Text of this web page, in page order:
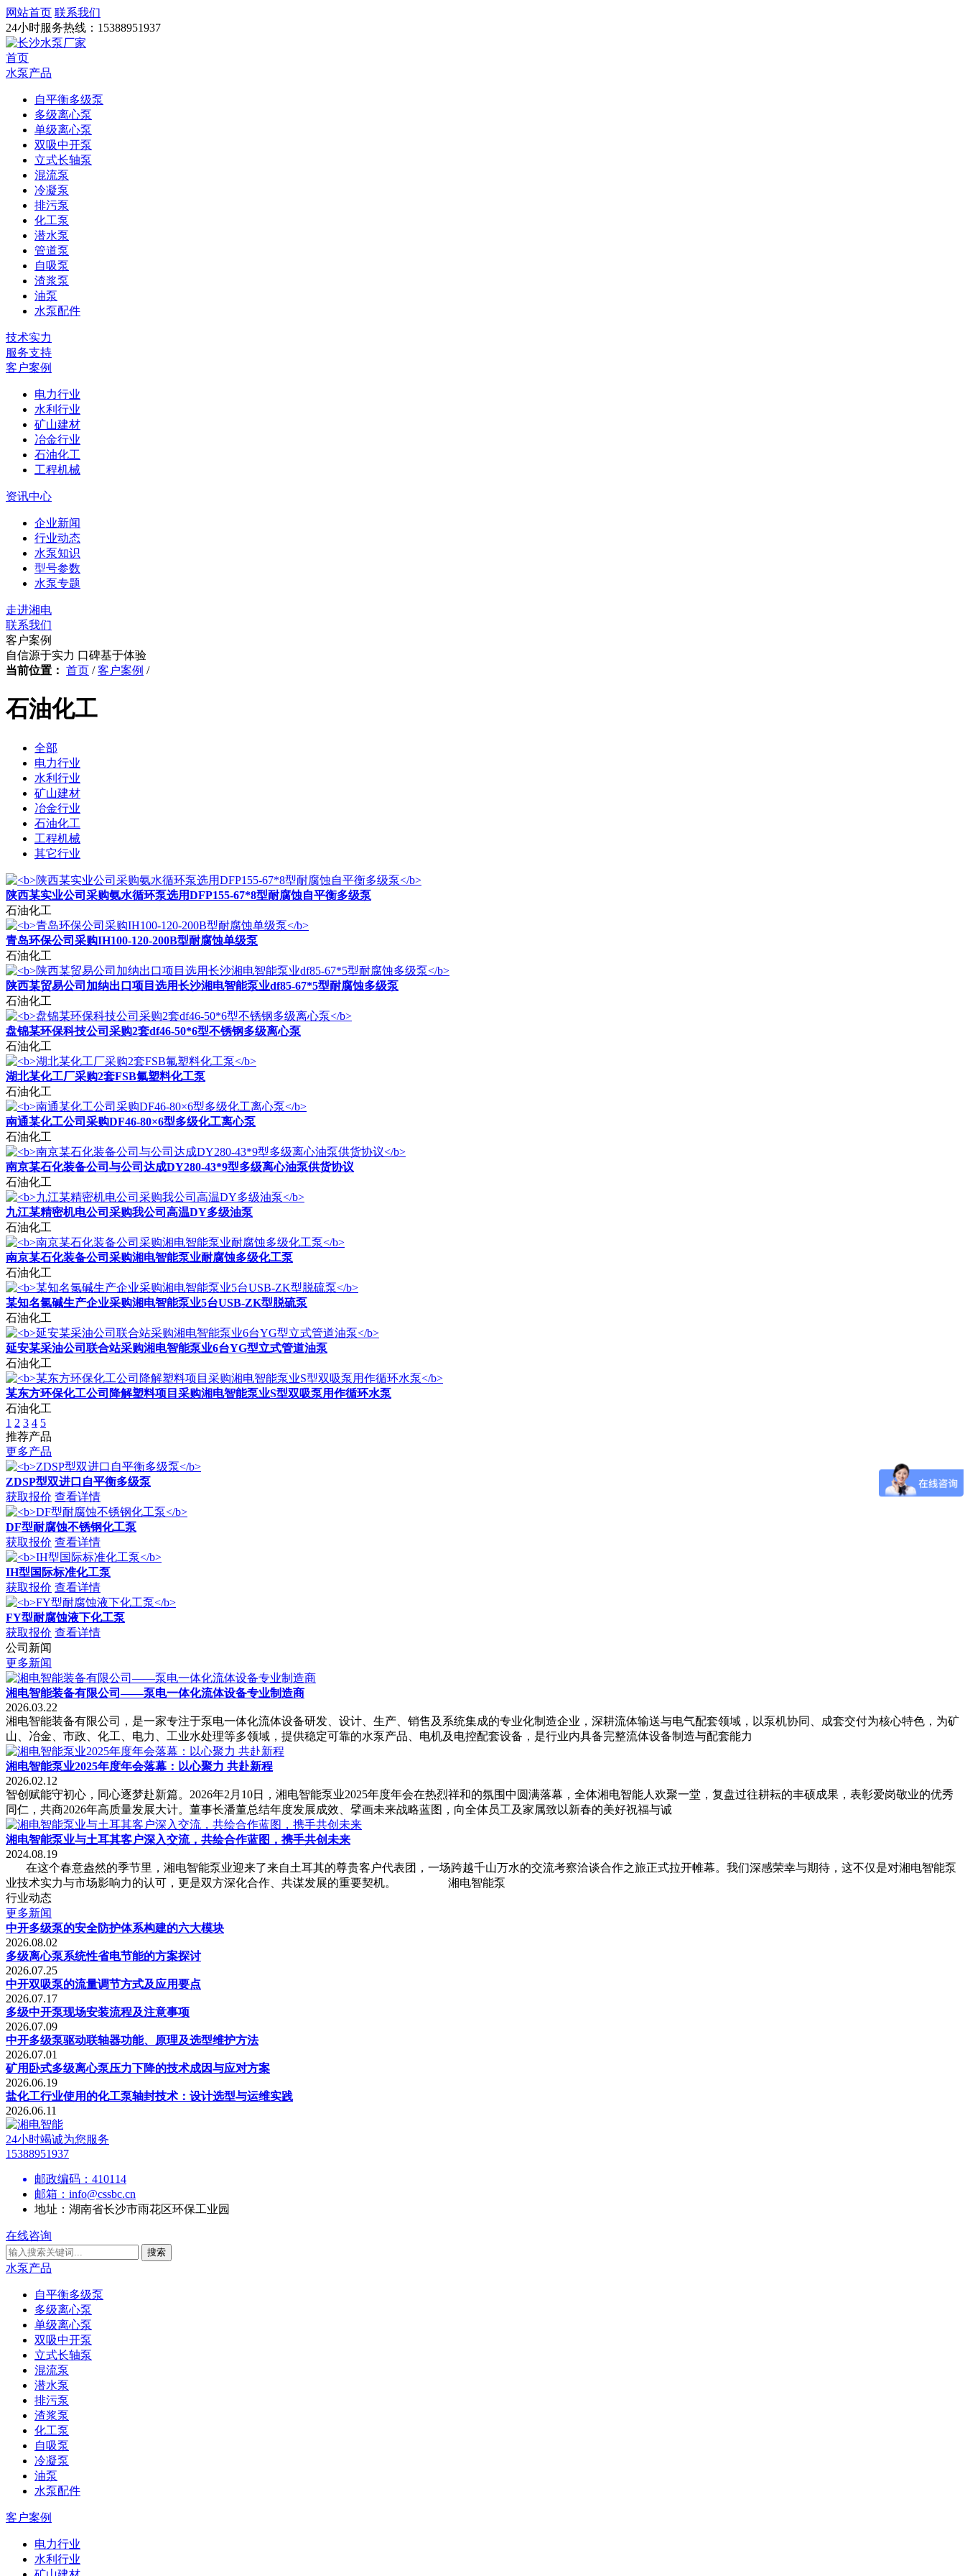
网站首页 联系我们
24小时服务热线： 15388951937
首页
水泵产品
自平衡多级泵
多级离心泵
单级离心泵
双吸中开泵
立式长轴泵
混流泵
冷凝泵
排污泵
化工泵
潜水泵
管道泵
自吸泵
渣浆泵
油泵
水泵配件
技术实力
服务支持
客户案例
电力行业
水利行业
矿山建材
冶金行业
石油化工
工程机械
资讯中心
企业新闻
行业动态
水泵知识
型号参数
水泵专题
走进湘电
联系我们
客户案例
自信源于实力 口碑基于体验
当前位置： 首页 / 客户案例 /
石油化工
全部
电力行业
水利行业
矿山建材
冶金行业
石油化工
工程机械
其它行业
陕西某实业公司采购氨水循环泵选用DFP155-67*8型耐腐蚀自平衡多级泵
石油化工
青岛环保公司采购IH100-120-200B型耐腐蚀单级泵
石油化工
陕西某贸易公司加纳出口项目选用长沙湘电智能泵业df85-67*5型耐腐蚀多级泵
石油化工
盘锦某环保科技公司采购2套df46-50*6型不锈钢多级离心泵
石油化工
湖北某化工厂采购2套FSB氟塑料化工泵
石油化工
南通某化工公司采购DF46-80×6型多级化工离心泵
石油化工
南京某石化装备公司与公司达成DY280-43*9型多级离心油泵供货协议
石油化工
九江某精密机电公司采购我公司高温DY多级油泵
石油化工
南京某石化装备公司采购湘电智能泵业耐腐蚀多级化工泵
石油化工
某知名氯碱生产企业采购湘电智能泵业5台USB-ZK型脱硫泵
石油化工
延安某采油公司联合站采购湘电智能泵业6台YG型立式管道油泵
石油化工
某东方环保化工公司降解塑料项目采购湘电智能泵业S型双吸泵用作循环水泵
石油化工
1 2 3 4 5
推荐产品
更多产品
ZDSP型双进口自平衡多级泵
获取报价 查看详情
DF型耐腐蚀不锈钢化工泵
获取报价 查看详情
IH型国际标准化工泵
获取报价 查看详情
FY型耐腐蚀液下化工泵
获取报价 查看详情
公司新闻
更多新闻
湘电智能装备有限公司——泵电一体化流体设备专业制造商
2026.03.22
湘电智能装备有限公司，是一家专注于泵电一体化流体设备研发、设计、生产、销售及系统集成的专业化制造企业，深耕流体输送与电气配套领域，以泵机协同、成套交付为核心特色，为矿
山、冶金、市政、化工、电力、工业水处理等多领域，提供稳定可靠的水泵产品、电机及电控配套设备，是行业内具备完整流体设备制造与配套能力
湘电智能泵业2025年度年会落幕：以心聚力 共赴新程
2026.02.12
智创赋能守初心，同心逐梦赴新篇。2026年2月10日，湘电智能泵业2025年度年会在热烈祥和的氛围中圆满落幕，全体湘电智能人欢聚一堂，复盘过往耕耘的丰硕成果，表彰爱岗敬业的优秀
同仁，共商2026年高质量发展大计。董事长潘董总结年度发展成效、擘画未来战略蓝图，向全体员工及家属致以新春的美好祝福与诚
湘电智能泵业与土耳其客户深入交流，共绘合作蓝图，携手共创未来
2024.08.19
在这个春意盎然的季节里，湘电智能泵业迎来了来自土耳其的尊贵客户代表团，一场跨越千山万水的交流考察洽谈合作之旅正式拉开帷幕。我们深感荣幸与期待，这不仅是对湘电智能泵
业技术实力与市场影响力的认可，更是双方深化合作、共谋发展的重要契机。 湘电智能泵
行业动态
更多新闻
中开多级泵的安全防护体系构建的六大模块
2026.08.02
多级离心泵系统性省电节能的方案探讨
2026.07.25
中开双吸泵的流量调节方式及应用要点
2026.07.17
多级中开泵现场安装流程及注意事项
2026.07.09
中开多级泵驱动联轴器功能、原理及选型维护方法
2026.07.01
矿用卧式多级离心泵压力下降的技术成因与应对方案
2026.06.19
盐化工行业使用的化工泵轴封技术：设计选型与运维实践
2026.06.11
24小时竭诚为您服务
15388951937
邮政编码： 410114
邮箱： info@cssbc.cn
地址： 湖南省长沙市雨花区环保工业园
在线咨询
搜索
水泵产品
自平衡多级泵
多级离心泵
单级离心泵
双吸中开泵
立式长轴泵
混流泵
潜水泵
排污泵
渣浆泵
化工泵
自吸泵
冷凝泵
油泵
水泵配件
客户案例
电力行业
水利行业